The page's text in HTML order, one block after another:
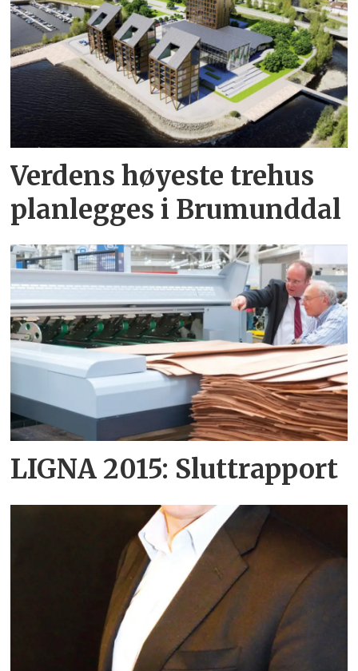
Verdens høyeste trehus
planlegges i Brumunddal
LIGNA 2015: Sluttrapport